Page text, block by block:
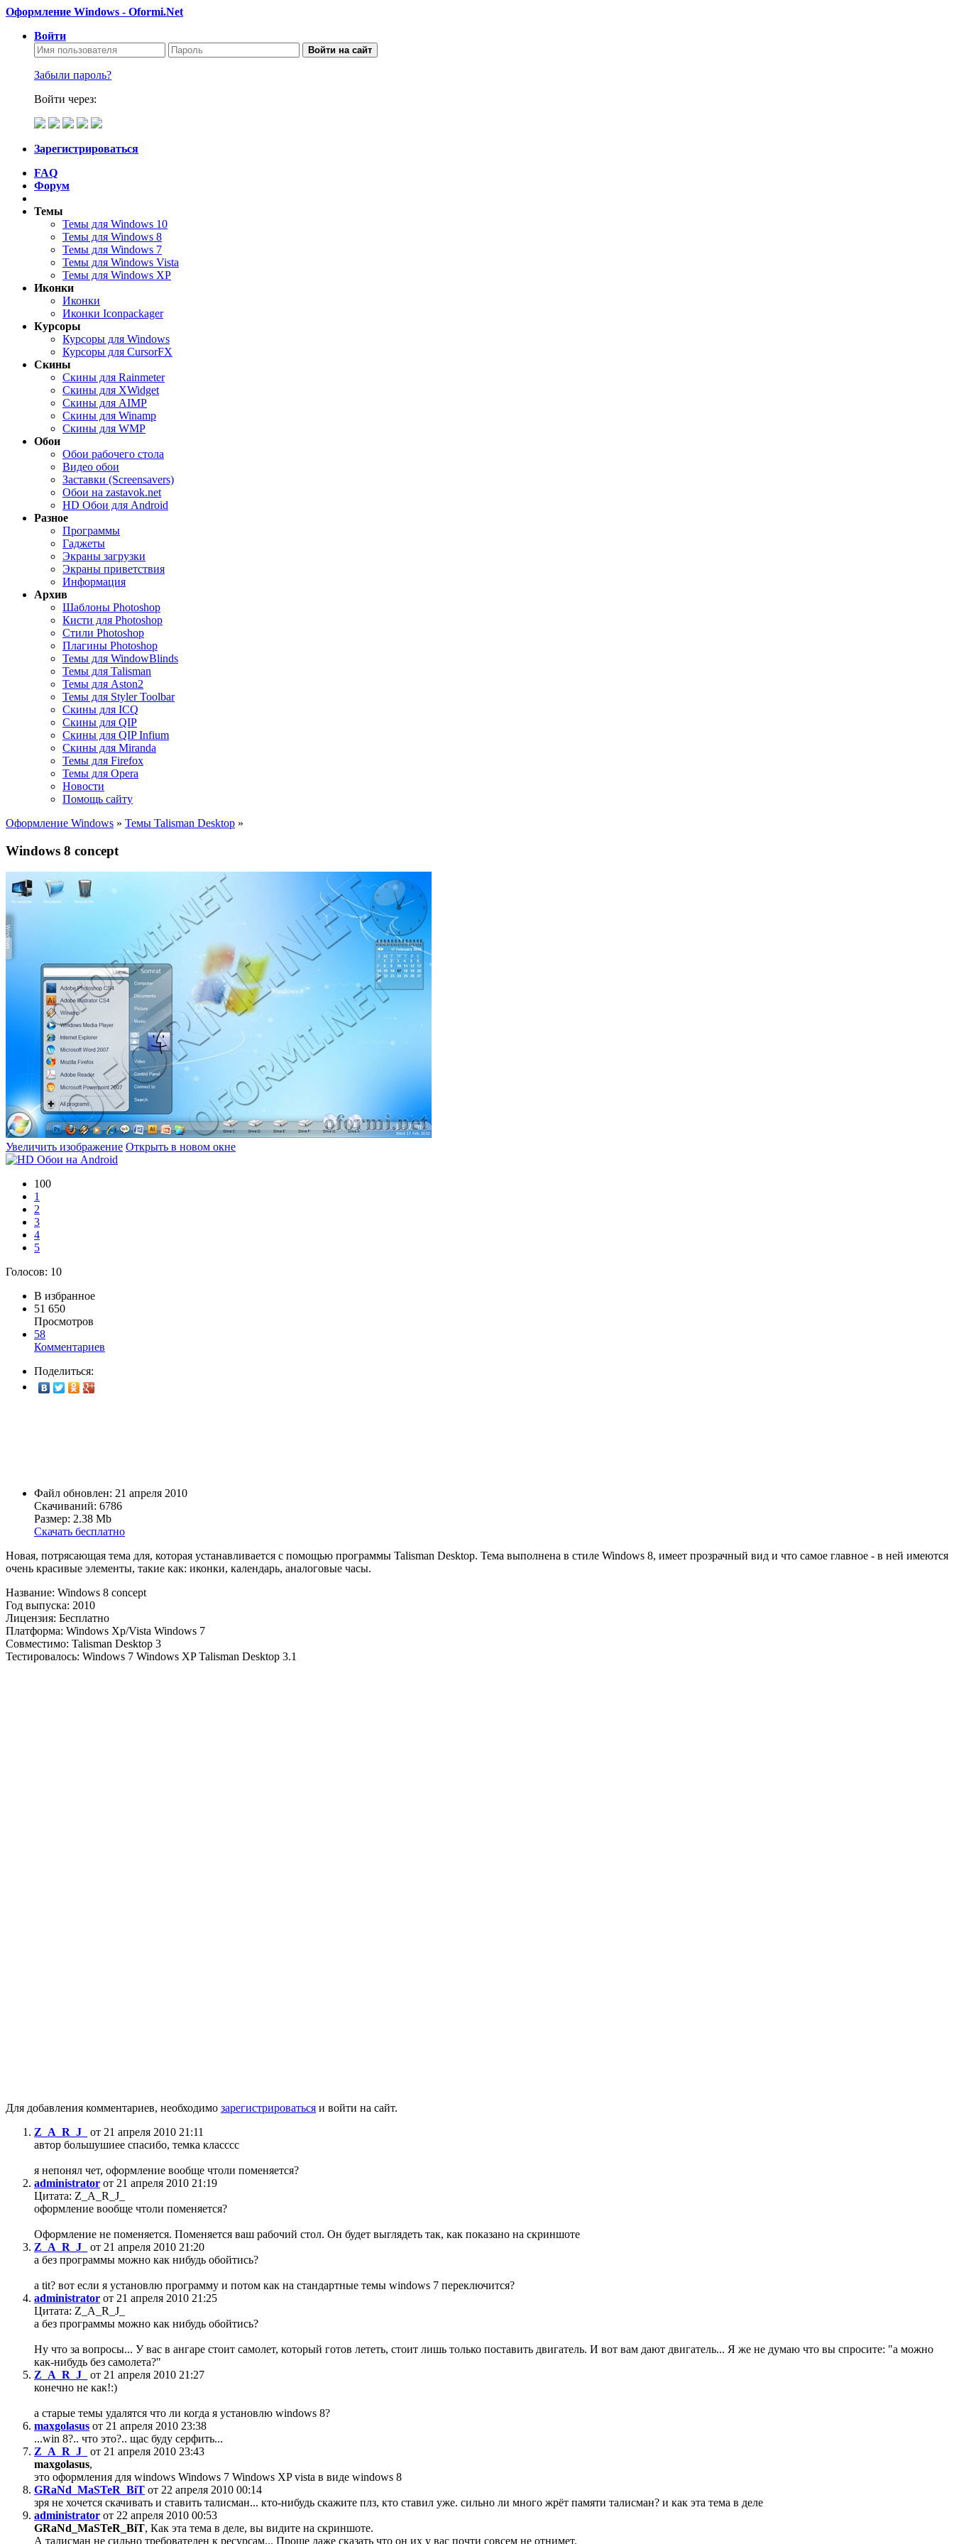
Оформление Windows - Oformi.Net
Войти
Войти на сайт
Забыли пароль?
Войти через:
Зарегистрироваться
FAQ
Форум
Темы
Темы для Windows 10
Темы для Windows 8
Темы для Windows 7
Темы для Windows Vista
Темы для Windows XP
Иконки
Иконки
Иконки Iconpackager
Курсоры
Курсоры для Windows
Курсоры для CursorFX
Скины
Скины для Rainmeter
Скины для XWidget
Скины для AIMP
Скины для Winamp
Скины для WMP
Обои
Обои рабочего стола
Видео обои
Заставки (Screensavers)
Обои на zastavok.net
HD Обои для Android
Разное
Программы
Гаджеты
Экраны загрузки
Экраны приветствия
Информация
Архив
Шаблоны Photoshop
Кисти для Photoshop
Стили Photoshop
Плагины Photoshop
Темы для WindowBlinds
Темы для Talisman
Темы для Aston2
Темы для Styler Toolbar
Скины для ICQ
Скины для QIP
Скины для QIP Infium
Скины для Miranda
Темы для Firefox
Темы для Opera
Новости
Помощь сайту
Оформление Windows » Темы Talisman Desktop »
Windows 8 concept
Увеличить изображение Открыть в новом окне
100
1
2
3
4
5
Голосов: 10
В избранное
51 650
Просмотров
58
Комментариев
Поделиться:
Файл обновлен: 21 апреля 2010
Скачиваний: 6786
Размер: 2.38 Mb
Скачать бесплатно
Новая, потрясающая тема для, которая устанавливается с помощью программы Talisman Desktop. Тема выполнена в стиле Windows 8, имеет прозрачный вид и что самое главное - в ней имеются
очень красивые элементы, такие как: иконки, календарь, аналоговые часы.
Название: Windows 8 concept
Год выпуска: 2010
Лицензия: Бесплатно
Платформа: Windows Xp/Vista Windows 7
Совместимо: Talisman Desktop 3
Тестировалось: Windows 7 Windows XP Talisman Desktop 3.1
Для добавления комментариев, необходимо зарегистрироваться и войти на сайт.
Z_A_R_J_
от 21 апреля 2010 21:11
автор большушиее спасибо, темка класссс
я непонял чет, оформление вообще чтоли поменяется?
administrator от 21 апреля 2010 21:19
Цитата: Z_A_R_J_
оформление вообще чтоли поменяется?
Оформление не поменяется. Поменяется ваш рабочий стол. Он будет выглядеть так, как показано на скриншоте
Z_A_R_J_
от 21 апреля 2010 21:20
а без программы можно как нибудь обойтись?
а tit? вот если я установлю программу и потом как на стандартные темы windows 7 переключится?
administrator от 21 апреля 2010 21:25
Цитата: Z_A_R_J_
а без программы можно как нибудь обойтись?
Ну что за вопросы... У вас в ангаре стоит самолет, который готов лететь, стоит лишь только поставить двигатель. И вот вам дают двигатель... Я же не думаю что вы спросите: "а можно
как-нибудь без самолета?"
Z_A_R_J_
от 21 апреля 2010 21:27
конечно не как!:)
а старые темы удалятся что ли когда я установлю windows 8?
maxgolasus от 21 апреля 2010 23:38
...win 8?.. что это?.. щас буду серфить...
Z_A_R_J_
от 21 апреля 2010 23:43
maxgolasus,
это оформления для windows Windows 7 Windows XP vista в виде windows 8
GRaNd_MaSTeR_BiT от 22 апреля 2010 00:14
зря не хочется скачивать и ставить талисман... кто-нибудь скажите плз, кто ставил уже. сильно ли много жрёт памяти талисман? и как эта тема в деле
administrator от 22 апреля 2010 00:53
GRaNd_MaSTeR_BiT, Как эта тема в деле, вы видите на скриншоте.
А талисман не сильно требователен к ресурсам... Проще даже сказать что он их у вас почти совсем не отнимет.